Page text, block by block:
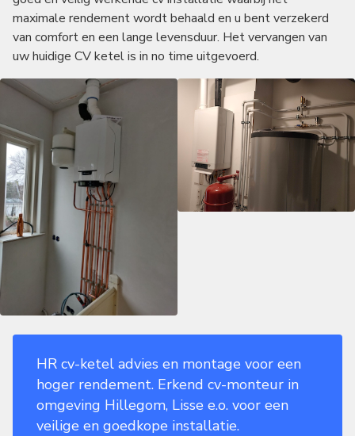
maximale rendement wordt behaald en u bent verzekerd
van comfort en een lange levensduur. Het vervangen van
uw huidige CV ketel is in no time uitgevoerd.
HR cv-ketel advies en montage voor een
hoger rendement. Erkend cv-monteur in
omgeving Hillegom, Lisse e.o. voor een
veilige en goedkope installatie.